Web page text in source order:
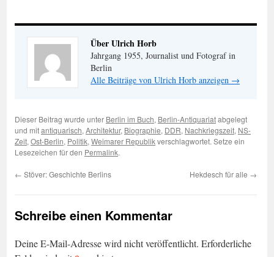
Über Ulrich Horb
Jahrgang 1955, Journalist und Fotograf in
Berlin
Alle Beiträge von Ulrich Horb anzeigen →
Dieser Beitrag wurde unter Berlin im Buch, Berlin-Antiquariatabgelegt
und mitantiquarisch, Architektur, Biographie, DDR, Nachkriegszeit, NS-
Zeit, Ost-Berlin, Politik, Weimarer Republikverschlagwortet. Setze ein
Lesezeichen für den Permalink.
← Stöver: Geschichte Berlins Hekdesch für alle →
Schreibe einen Kommentar
Deine E-Mail-Adresse wird nicht veröffentlicht. Erforderliche